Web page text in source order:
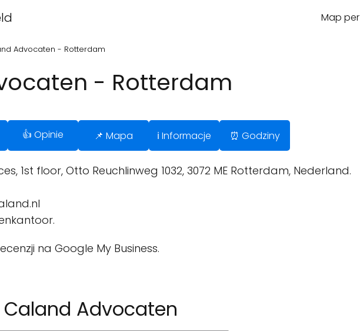
Map
Advocaten - Rotterdam
- Rotterdam
👍 Opinie 📌 Mapa ℹ️ Informacje ⏰ Godziny
1st floor, Otto Reuchlinweg 1032, 3072 ME Rotterdam, Nederland.
na Google My Business.
Caland Advocaten